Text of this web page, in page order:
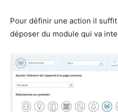
Pour définir une action il
déposer du module qui va